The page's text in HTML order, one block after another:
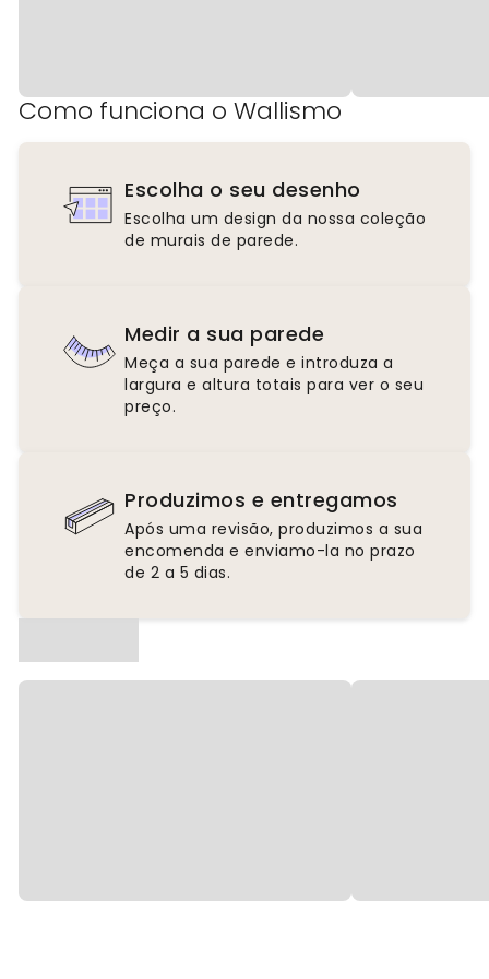
Como funciona o Wallismo
Escolha o seu desenho
Escolha um design da nossa coleção
de murais de parede.
Medir a sua parede
Meça a sua parede e introduza a
largura e altura totais para ver o seu
preço.
Produzimos e entregamos
Após uma revisão, produzimos a sua
encomenda e enviamo-la no prazo
de 2 a 5 dias.